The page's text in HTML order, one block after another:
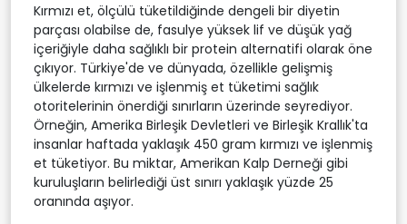
Kırmızı et, ölçülü tüketildiğinde dengeli bir diyetin
parçası olabilse de, fasulye yüksek lif ve düşük yağ
içeriğiyle daha sağlıklı bir protein alternatifi olarak öne
çıkıyor. Türkiye'de ve dünyada, özellikle gelişmiş
ülkelerde kırmızı ve işlenmiş et tüketimi sağlık
otoritelerinin önerdiği sınırların üzerinde seyrediyor.
Örneğin, Amerika Birleşik Devletleri ve Birleşik Krallık'ta
insanlar haftada yaklaşık 450 gram kırmızı ve işlenmiş
et tüketiyor. Bu miktar, Amerikan Kalp Derneği gibi
kuruluşların belirlediği üst sınırı yaklaşık yüzde 25
oranında aşıyor.